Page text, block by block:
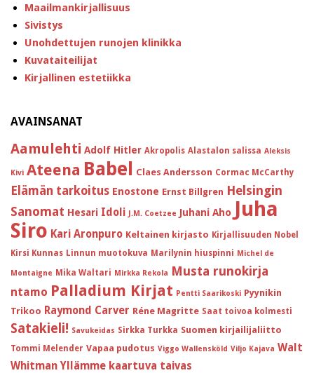
Maailmankirjallisuus
Sivistys
Unohdettujen runojen klinikka
Kuvataiteilijat
Kirjallinen estetiikka
AVAINSANAT
Aamulehti Adolf Hitler Akropolis Alastalon salissa Aleksis
Kivi Ateena Babel Claes Andersson Cormac McCarthy
Elämän tarkoitus Enostone Ernst Billgren Helsingin
Sanomat Hesari Idoli J.M. Coetzee Juhani Aho Juha
Siro Kari Aronpuro Keltainen kirjasto Kirjallisuuden Nobel
Kirsi Kunnas Linnun muotokuva Marilynin hiuspinni Michel de
Montaigne Mika Waltari Mirkka Rekola Musta runokirja
ntamo Palladium Kirjat Pentti Saarikoski Pyynikin
Trikoo Raymond Carver Réne Magritte Saat toivoa kolmesti
Satakieli! Savukeidas Sirkka Turkka Suomen kirjailijaliitto
Tommi Melender Vapaa pudotus Viggo Wallensköld Viljo Kajava Walt
Whitman Yllämme kaartuva taivas